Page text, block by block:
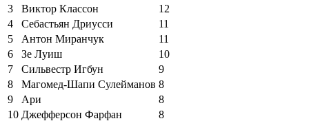
3
Виктор Классон
12
4
Себастьян Дриусси
11
5
Антон Миранчук
11
6
Зе Луиш
10
7
Сильвестр Игбун
9
8
Магомед-Шапи Сулейманов 8
9
Ари
8
10 Джефферсон Фарфан
8